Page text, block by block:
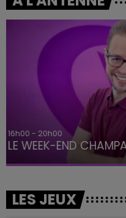
7h00 - 12h00
LE WEEK-END
LES JEUX